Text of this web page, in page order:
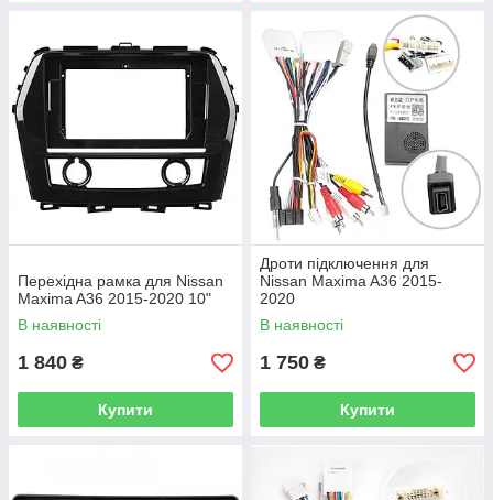
Перехідна рамка для Nissan
Maxima A36 2015-2020 10"
В наявності
1 840 ₴
Купити
Дроти підключення для
Nissan Maxima A36 2015-
2020
В наявності
1 750 ₴
Купити